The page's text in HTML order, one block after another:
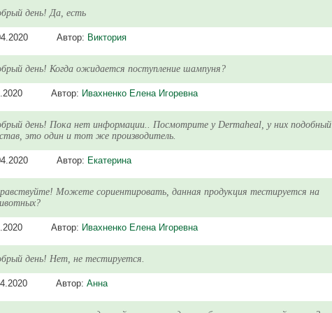
день! Да, есть
Автор: Виктория
день! Когда ожидается поступление шампуня?
Автор: Ивахненко Елена Игоревна
день! Пока нет информации.. Посмотрите у Dermaheal, у них подобный
это один и тот же производитель.
Автор: Екатерина
Можете сориентировать, данная продукция тестируется на
Автор: Ивахненко Елена Игоревна
день! Нет, не тестируется.
Автор: Анна